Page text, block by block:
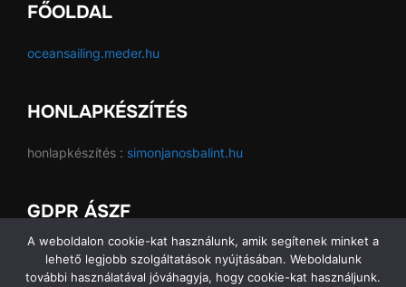
FŐOLDAL
oceansailing.meder.hu
HONLAPKÉSZÍTÉS
honlapkészítés : simonjanosbalint.hu
GDPR ÁSZF
GDPR ÁSZF
A weboldalon cookie-kat használunk, amik segítenek minket a
lehető legjobb szolgáltatások nyújtásában. Weboldalunk
további használatával jóváhagyja, hogy cookie-kat használjunk.